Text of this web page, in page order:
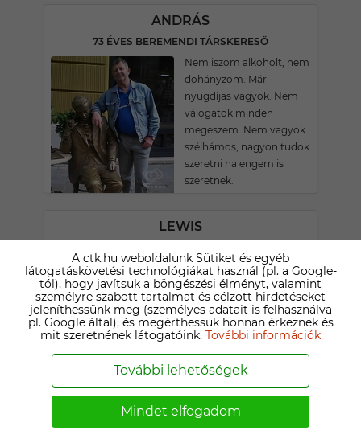
ANDRÁS
73 ÉVES BEREMENDI TÁRSKERESŐ
Nem iszom alkoholt, nem
dohányzom. Már
nyugdíjas vagyok. Nem
válogatok minden
megeszem. Nem vagyok
szélhámos, nagyon tudok
szeretni ha engem is
szeretnek.
LEWIS
Empatikus, fiatalos
gondolkodású,
romantikus lelkű őszinte
mackós alkatú vagyok.
Rajongok a zenéért,
könyvekért, szeretem a jó
filmeket. Szeretek
horgászni, kirándulni,
biciklizni. Szeretem a
hosszú komoly
A ctk.hu weboldalunk Sütiket és egyéb
látogatáskövetési technológiákat használ (pl. a Google-
tól), hogy javítsuk a böngészési élményt, valamint
személyre szabott tartalmat és célzott hirdetéseket
jeleníthessünk meg (személyes adatait is felhasználva
pl. Google által), és megérthessük honnan érkeznek és
mit szeretnének látogatóink. További információk
További lehetőségek
Mindet elfogadom